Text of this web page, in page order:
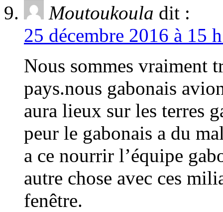
Moutoukoula dit :
25 décembre 2016 à 15
Nous sommes vraiment
pays.nous gabonais
aura lieux sur les terres
peur le gabonais a du
a ce nourrir l’équipe
autre chose avec ces
fenêtre.